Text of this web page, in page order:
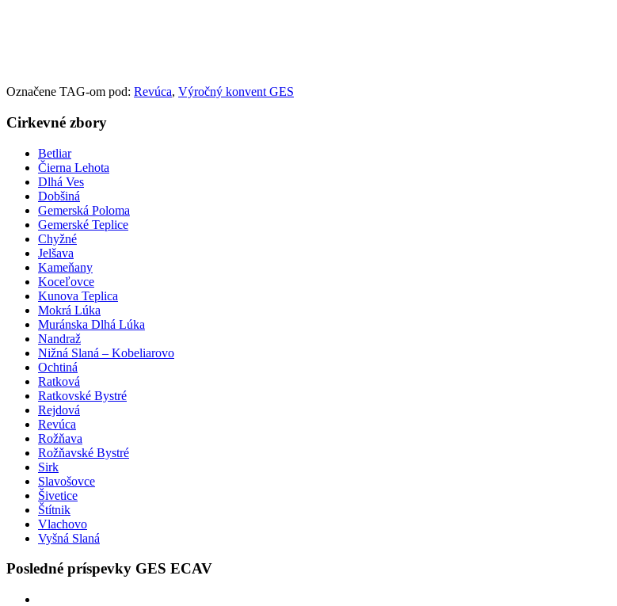
Označene TAG-om pod: Revúca, Výročný konvent GES
Cirkevné zbory
Betliar
Čierna Lehota
Dlhá Ves
Dobšiná
Gemerská Poloma
Gemerské Teplice
Chyžné
Jelšava
Kameňany
Koceľovce
Kunova Teplica
Mokrá Lúka
Muránska Dlhá Lúka
Nandraž
Nižná Slaná – Kobeliarovo
Ochtiná
Ratková
Ratkovské Bystré
Rejdová
Revúca
Rožňava
Rožňavské Bystré
Sirk
Slavošovce
Šivetice
Štítnik
Vlachovo
Vyšná Slaná
Posledné príspevky GES ECAV